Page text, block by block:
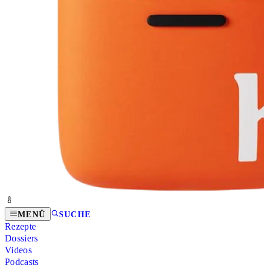
MENÜ SUCHE
Rezepte
Dossiers
Videos
Podcasts